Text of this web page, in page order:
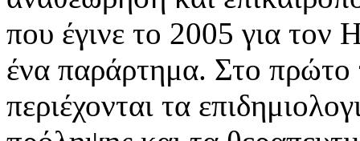
που έγινε το 2005 για τον
ένα παράρτημα. Στο πρώτο
περιέχονται τα